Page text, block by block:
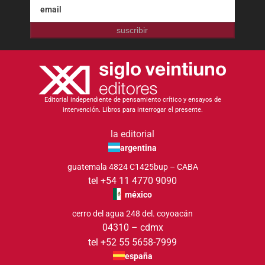
suscribir
Editorial independiente de pensamiento crítico y ensayos de
intervención. Libros para interrogar el presente.
la editorial
argentina
guatemala 4824 C1425bup – CABA
tel +54 11 4770 9090
méxico
cerro del agua 248 del. coyoacán
04310 – cdmx
tel +52 55 5658-7999
españa